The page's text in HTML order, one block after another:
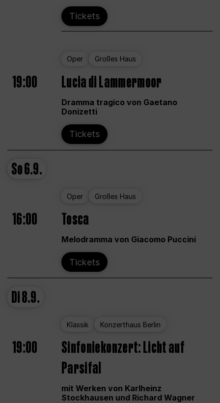
Tickets
Oper Großes Haus
19:00 Lucia di Lammermoor
Dramma tragico von Gaetano
Donizetti
Tickets
So6.9.
Oper Großes Haus
16:00 Tosca
Melodramma von Giacomo Puccini
Tickets
Di8.9.
Klassik Konzerthaus Berlin
19:00
Sinfoniekonzert: Licht auf
Parsifal
mit Werken von Karlheinz
Stockhausen und Richard Wagner